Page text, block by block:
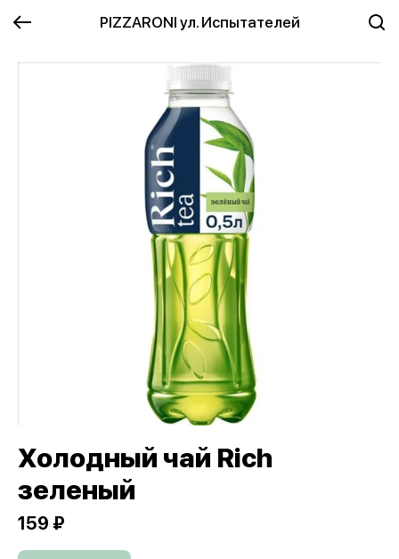
PIZZARONI ул. Испытателей
Холодный чай Rich
зеленый
159 ₽